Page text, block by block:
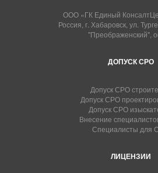
ООО «ГК Единый
Россия, г. Хабаровск, ул.
"Преображенский",
ДОПУСК СРО
Допуск СРО
Допуск СРО
Допуск СРО
Внесение
Специалисты для
ЛИЦЕНЗИИ